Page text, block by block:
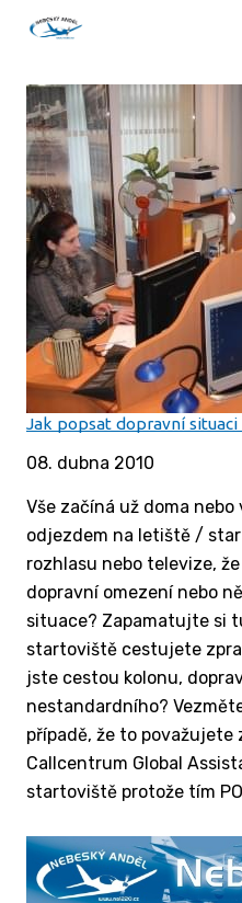
Jak popsat dopravní situaci
08. dubna 2010
Vše začíná už doma
odjezdem na letiště /
rozhlasu nebo televize,
dopravní omezení nebo
situace? Zapamatujte si
startoviště cestujete
jste cestou kolonu,
nestandardního?
případě, že to
Callcentrum Global
startoviště protože tím